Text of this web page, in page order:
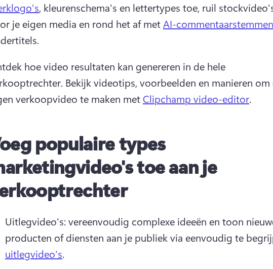
, kleurenschema's en lettertypes toe, ruil
je eigen media en rond het af met AI-commentaarstemmen
hoe video resultaten kan genereren in de hele
Bekijk videotips, voorbeelden en manieren om
verkoopvideo te maken met Clipchamp video-editor.
populaire types
toe aan je
Uitlegvideo's: vereenvoudig complexe ideeën en toon
producten of diensten aan je publiek via eenvoudig te
uitlegvideo's.